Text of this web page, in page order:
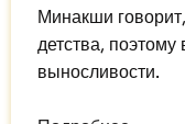
Минакши
детства,
выносливости.